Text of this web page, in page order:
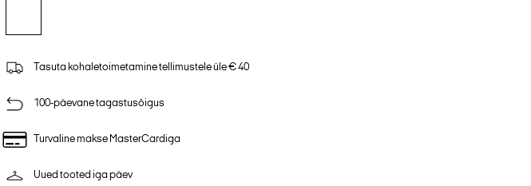
Tasuta kohaletoimetamine tellimustele üle € 40
100-päevane tagastusõigus
Turvaline makse MasterCardiga
Uued tooted iga päev